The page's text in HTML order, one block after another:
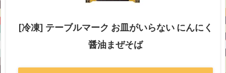
[冷凍] テーブルマーク お皿がいらない にんにく
醤油まぜそば